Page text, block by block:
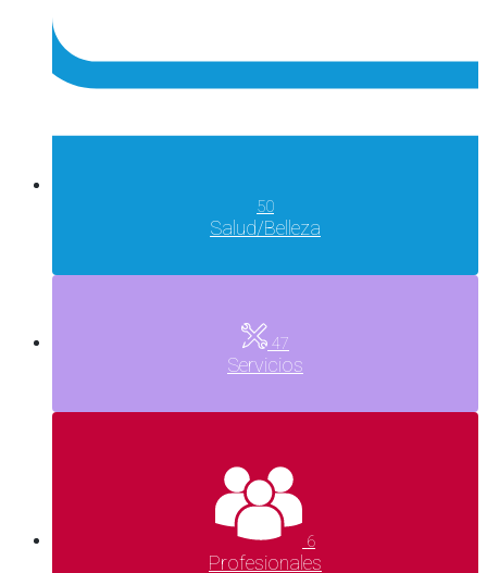
50
Salud/Belleza
47
Servicios
6
Profesionales